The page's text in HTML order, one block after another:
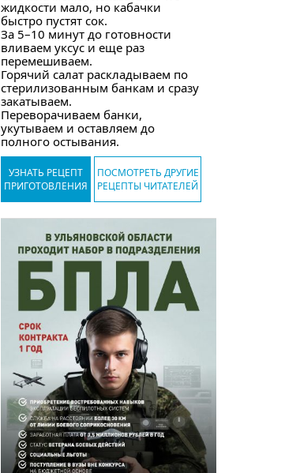
жидкости мало, но кабачки
быстро пустят сок.
За 5–10 минут до готовности
вливаем уксус и еще раз
перемешиваем.
Горячий салат раскладываем по
стерилизованным банкам и сразу
закатываем.
Переворачиваем банки,
укутываем и оставляем до
полного остывания.
УЗНАТЬ РЕЦЕПТ
ПРИГОТОВЛЕНИЯ
ПОСМОТРЕТЬ ДРУГИЕ
РЕЦЕПТЫ ЧИТАТЕЛЕЙ